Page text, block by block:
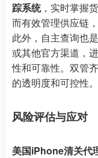
踪系统，实时掌握
而有效管理供应链
此外，自主查询也
或其他官方渠道，
性和可靠性。双管
的透明度和可控性。
风险评估与应对
美国iPhone清关代